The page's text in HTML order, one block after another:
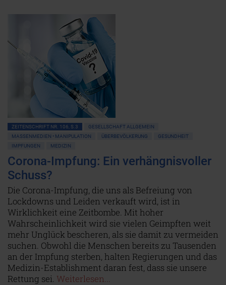
ZEITENSCHRIFT NR. 106, S.3
GESELLSCHAFT ALLGEMEIN
MASSENMEDIEN • MANIPULATION
ÜBERBEVÖLKERUNG
GESUNDHEIT
IMPFUNGEN
MEDIZIN
Corona-Impfung: Ein verhängnisvoller
Schuss?
Die Corona-Impfung, die uns als Befreiung von
Lockdowns und Leiden verkauft wird, ist in
Wirklichkeit eine Zeitbombe. Mit hoher
Wahrscheinlichkeit wird sie vielen Geimpften weit
mehr Unglück bescheren, als sie damit zu vermeiden
suchen. Obwohl die Menschen bereits zu Tausenden
an der Impfung sterben, halten Regierungen und das
Medizin-Establishment daran fest, dass sie unsere
Rettung sei. Weiterlesen...